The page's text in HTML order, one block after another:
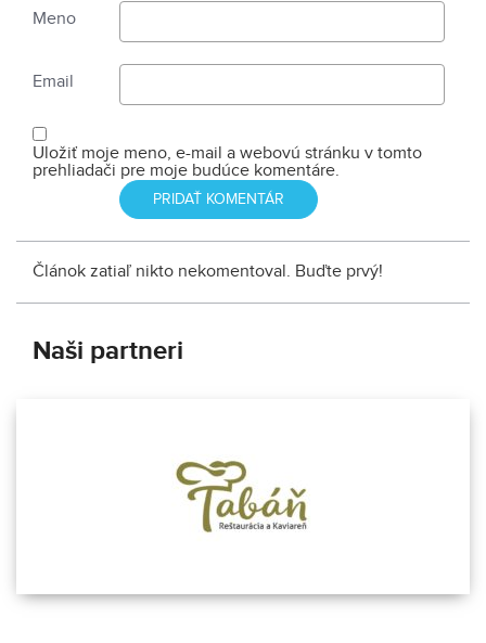
Meno
Email
Uložiť moje meno, e-mail a webovú stránku v tomto
prehliadači pre moje budúce komentáre.
Článok zatiaľ nikto nekomentoval. Buďte prvý!
Naši partneri